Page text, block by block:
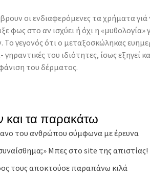
οι ενδιαφερόμενες τα χρήματα
στο αν ισχύει ή όχι η «μυθολογία»
γεγονός ότι ο μεταξοσκώληκας
του ιδιότητες, ίσως εξηγεί
του δέρματος.
τα παρακάτω
του ανθρώπου σύμφωνα με έρευνα
Μπες στο site της απιστίας!
τους αποκτούσε παραπάνω κιλά